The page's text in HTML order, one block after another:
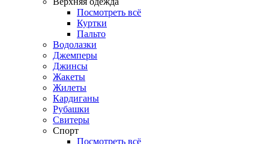
Посмотреть всё
Куртки
Пальто
Водолазки
Джемперы
Джинсы
Жакеты
Жилеты
Кардиганы
Рубашки
Свитеры
Спорт
Посмотреть всё